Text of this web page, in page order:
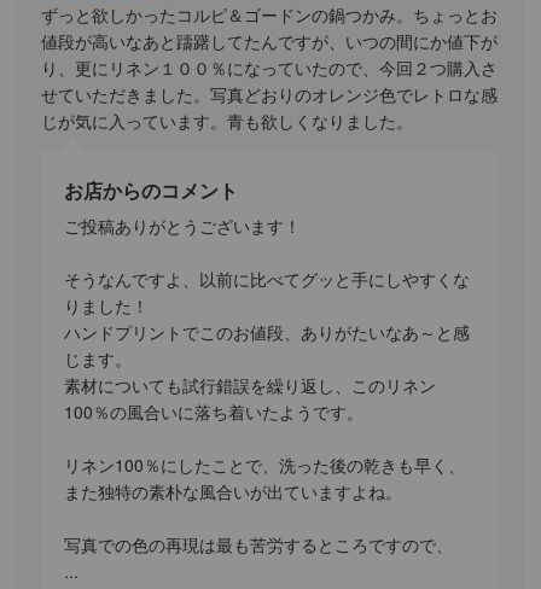
ずっと欲しかったコルピ＆ゴードンの鍋つかみ。ちょっとお
値段が高いなあと躊躇してたんですが、いつの間にか値下が
り、更にリネン１００％になっていたので、今回２つ購入さ
せていただきました。写真どおりのオレンジ色でレトロな感
じが気に入っています。青も欲しくなりました。
お店からのコメント
ご投稿ありがとうございます！
そうなんですよ、以前に比べてグッと手にしやすくな
りました！
ハンドプリントでこのお値段、ありがたいなあ～と感
じます。
素材についても試行錯誤を繰り返し、このリネン
100％の風合いに落ち着いたようです。
リネン100％にしたことで、洗った後の乾きも早く、
また独特の素朴な風合いが出ていますよね。
写真での色の再現は最も苦労するところですので、
...